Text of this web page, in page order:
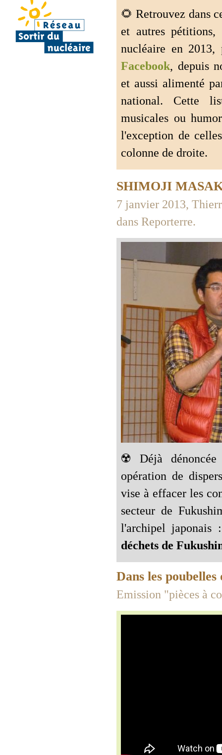
🌻 Retrouvez dans
et autres
nucléaire en 2013,
Facebook, depuis
et aussi alimenté
national. Cette
musicales ou
l'exception de
colonne de droite.
SHIMOJI
7 janvier 2013,
dans Reporterre.
☢️ Déjà dénoncée
opération de
vise à effacer les
secteur de
l'archipel
déchets de
Dans les
Emission "pièces à